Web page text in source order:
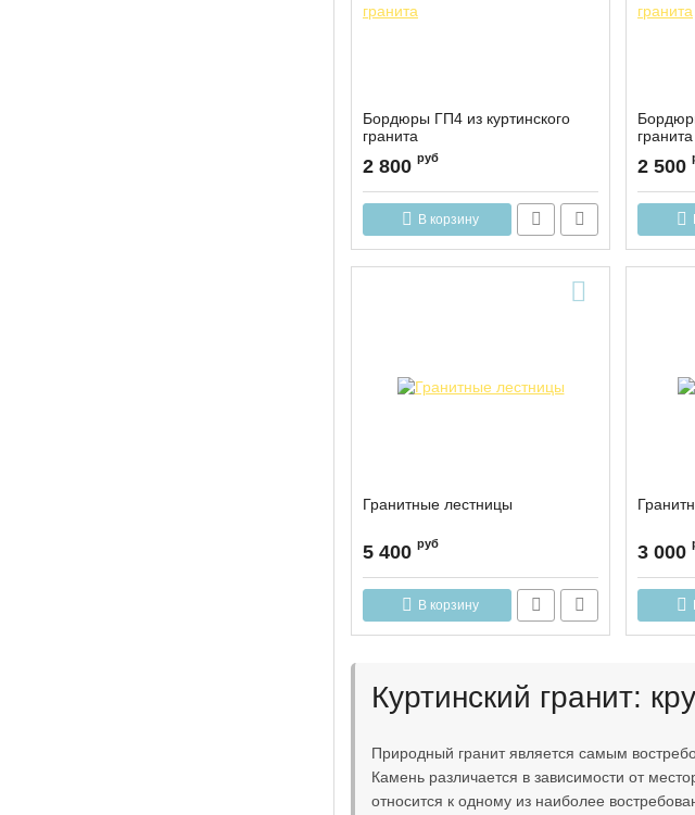
Бордюры ГП4 из куртинского
гранита
2 800 руб
В корзину
гранита
2 500
Гранитные лестницы
5 400 руб
В корзину
3 000
Куртинский гранит:
Природный гранит является самым
Камень различается в зависимости от
относится к одному из наиболее